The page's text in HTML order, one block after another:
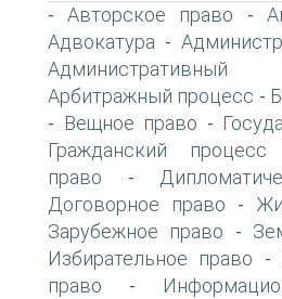
-Авторское право -
Адвокатура -
Административный
Арбитражный процесс -
- Вещное право -
Гражданский процесс
право -
Договорное право -
Зарубежное право -
Избирательное право -
право -